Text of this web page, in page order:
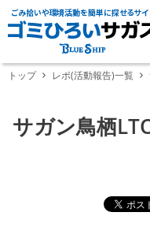
ごみ拾いや環境活動を簡単に探せるサイ
トップ レポ(活動報告)一覧
サガン鳥栖